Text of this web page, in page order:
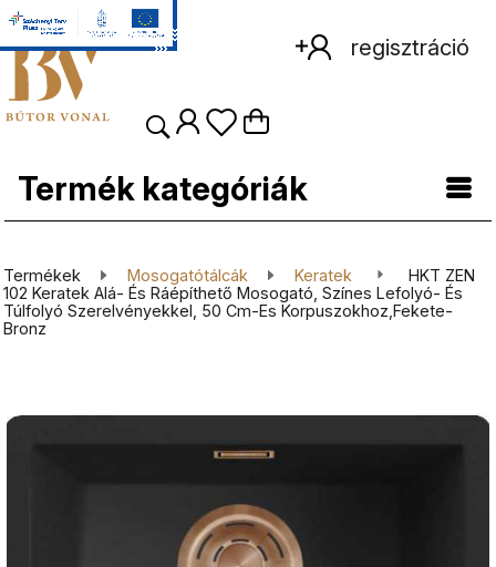
regisztráció
Termék kategóriák
Termékek Mosogatótálcák Keratek
HKT ZEN
102 Keratek Alá- És Ráépíthető Mosogató, Színes Lefolyó- És
Túlfolyó Szerelvényekkel, 50 Cm-Es Korpuszokhoz,fekete-
Bronz